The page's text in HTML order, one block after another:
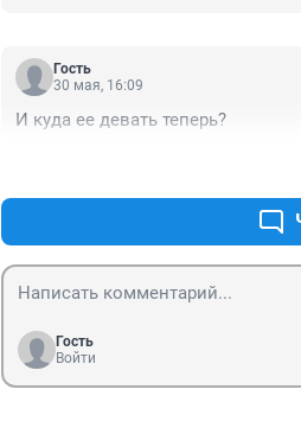
Гость
30 мая, 16:09
И куда ее девать теперь?
Гость
Войти